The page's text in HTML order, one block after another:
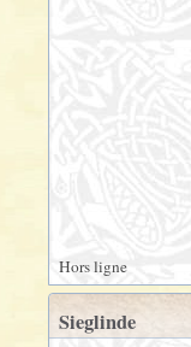
Hors ligne
Sieglinde